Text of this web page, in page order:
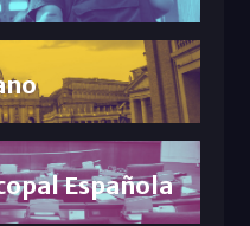
Española